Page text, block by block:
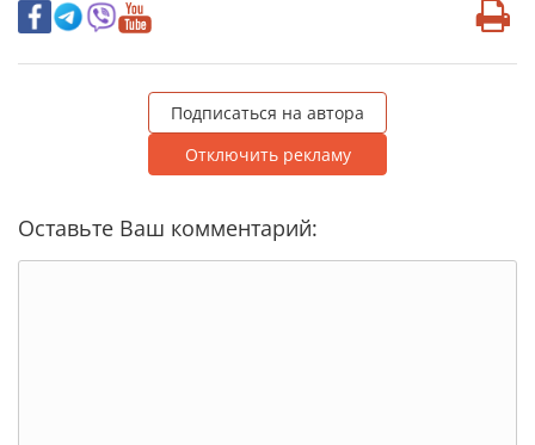
Подписаться на автора
Отключить рекламу
Оставьте Ваш комментарий: